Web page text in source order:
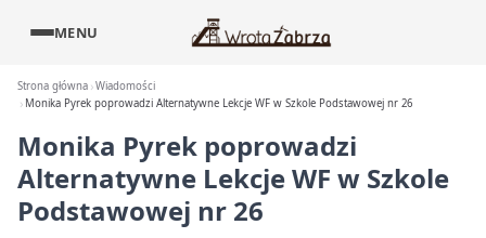
MENU
Strona główna Wiadomości
Monika Pyrek poprowadzi Alternatywne Lekcje WF w Szkole Podstawowej nr 26
Monika Pyrek poprowadzi
Alternatywne Lekcje WF w Szkole
Podstawowej nr 26